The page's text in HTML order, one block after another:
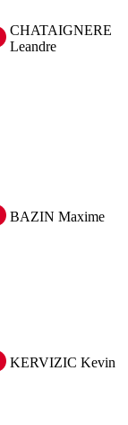
CHATAIGNERE
Leandre
BAZIN Maxime
KERVIZIC Kevin